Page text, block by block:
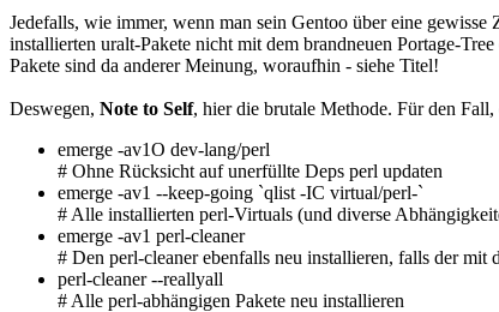
Jedefalls, wie immer, wenn man sein Gentoo über eine
installierten uralt-Pakete nicht mit dem brandneuen Portage-
Pakete sind da anderer Meinung, woraufhin - siehe Titel!
Deswegen, Note to Self, hier die brutale Methode. Für den Fall,
emerge -av1O dev-lang/perl
# Ohne Rücksicht auf unerfüllte Deps perl updaten
emerge -av1 --keep-going `qlist -IC virtual/perl-`
# Alle installierten perl-Virtuals (und diverse
emerge -av1 perl-cleaner
# Den perl-cleaner ebenfalls neu installieren, falls der mit
perl-cleaner --reallyall
# Alle perl-abhängigen Pakete neu installieren